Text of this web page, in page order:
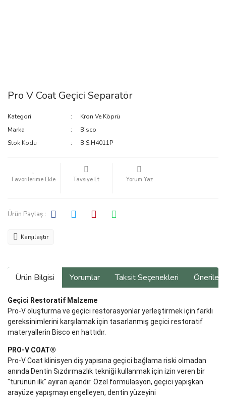
Pro V Coat Geçici Separatör
Kategori
Kron Ve Köprü
Marka
Bisco
Stok Kodu
BIS.H4011P
Tavsiye Et Yorum Yaz
Ürün Paylaş :
Karşılaştır
Ürün Bilgisi Yorumlar Taksit Seçenekleri
Geçici Restoratif Malzeme
Pro-V oluşturma ve geçici restorasyonlar yerleştirmek için farklı
gereksinimlerini karşılamak için tasarlanmış geçici restoratif
materyallerin Bisco en hattıdır.
PRO-V COAT®
Pro-V Coat klinisyen diş yapısına geçici bağlama riski olmadan
anında Dentin Sızdırmazlık tekniği kullanmak için izin veren bir
"türünün ilk" ayıran ajandır. Özel formülasyon, geçici yapışkan
arayüze yapışmayı engelleyen, dentin yüzeyini